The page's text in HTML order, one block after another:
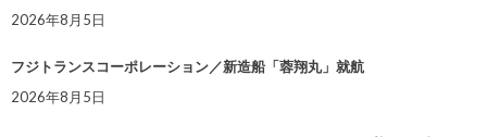
2026年8月5日
フジトランスコーポレーション／新造船「蓉翔丸」就航
2026年8月5日